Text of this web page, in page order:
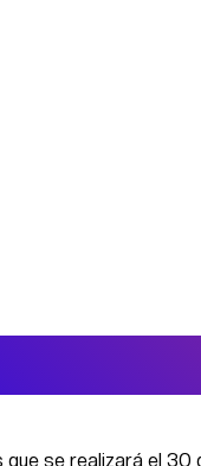
se realizará el 30